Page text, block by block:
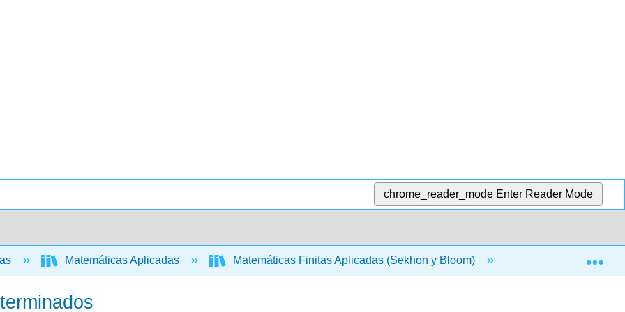
chrome_reader_mode Enter Reader Mode
Matemáticas Aplicadas Matemáticas Finitas Aplicadas (Sekhon y Bloom) 11: Teoría de